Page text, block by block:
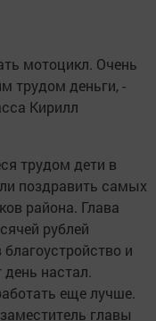
мотоцикл. Очень
трудом деньги, -
Кирилл
трудом дети в
поздравить самых
района. Глава
рублей
и
день настал.
еще лучше.
главы